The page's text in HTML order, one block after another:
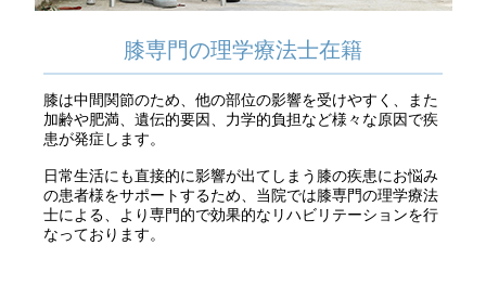
膝専門の理学療法士在籍
膝は中間関節のため、他の部位の影響を受けやすく、また
加齢や肥満、遺伝的要因、力学的負担など様々な原因で疾
患が発症します。
日常生活にも直接的に影響が出てしまう膝の疾患にお悩み
の患者様をサポートするため、当院では膝専門の理学療法
士による、より専門的で効果的なリハビリテーションを行
なっております。